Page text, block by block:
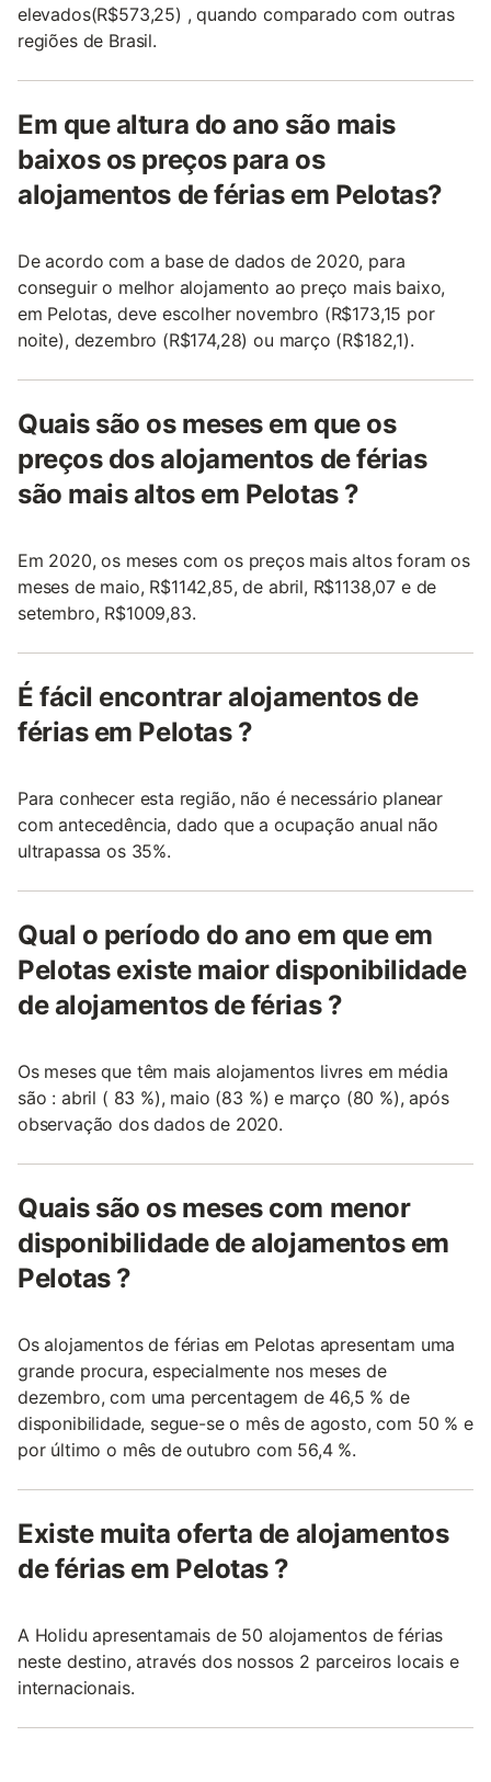
elevados(R$573,25) , quando comparado com outras
regiões de Brasil.
Em que altura do ano são mais
baixos os preços para os
alojamentos de férias em Pelotas?
De acordo com a base de dados de 2020, para
conseguir o melhor alojamento ao preço mais baixo,
em Pelotas, deve escolher novembro (R$173,15 por
noite), dezembro (R$174,28) ou março (R$182,1).
Quais são os meses em que os
preços dos alojamentos de férias
são mais altos em Pelotas ?
Em 2020, os meses com os preços mais altos foram os
meses de maio, R$1142,85, de abril, R$1138,07 e de
setembro, R$1009,83.
É fácil encontrar alojamentos de
férias em Pelotas ?
Para conhecer esta região, não é necessário planear
com antecedência, dado que a ocupação anual não
ultrapassa os 35%.
Qual o período do ano em que em
Pelotas existe maior disponibilidade
de alojamentos de férias ?
Os meses que têm mais alojamentos livres em média
são : abril ( 83 %), maio (83 %) e março (80 %), após
observação dos dados de 2020.
Quais são os meses com menor
disponibilidade de alojamentos em
Pelotas ?
Os alojamentos de férias em Pelotas apresentam uma
grande procura, especialmente nos meses de
dezembro, com uma percentagem de 46,5 % de
disponibilidade, segue-se o mês de agosto, com 50 % e
por último o mês de outubro com 56,4 %.
Existe muita oferta de alojamentos
de férias em Pelotas ?
A Holidu apresentamais de 50 alojamentos de férias
neste destino, através dos nossos 2 parceiros locais e
internacionais.